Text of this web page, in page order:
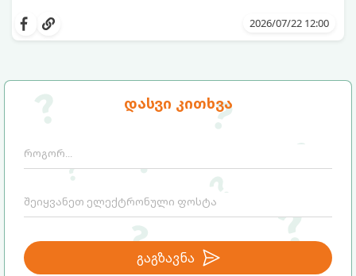
დასვი კითხვა
გაგზავნა
სიგრილისა“ და სიახლის ეფექტის მიღწევა
ინგრედიენტი დაგჭირდებათ, რომლებიც
2026/07/22 12:00